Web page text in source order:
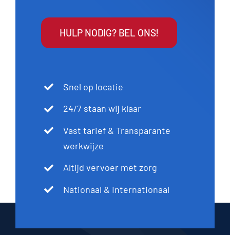
HULP NODIG? BEL ONS!
Snel op locatie
24/7 staan wij klaar
Vast tarief & Transparante
werkwijze
Altijd vervoer met zorg
Nationaal & Internationaal